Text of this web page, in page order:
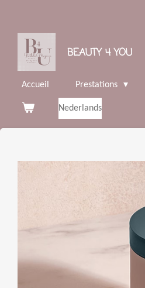
BEAUTY 4 YOU
Accueil Prestations
Nederlands